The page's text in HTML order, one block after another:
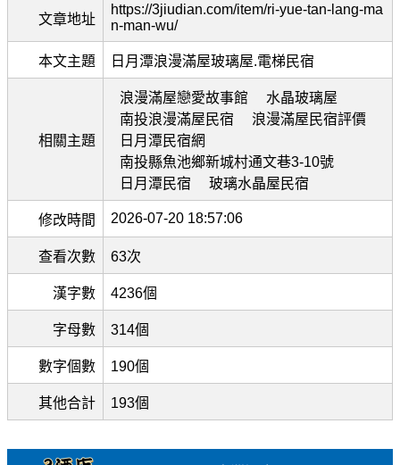
文章地址
https://3jiudian.com/item/ri-yue-tan-lang-ma
n-man-wu/
本文主題 日月潭浪漫滿屋玻璃屋.電梯民宿
相關主題
浪漫滿屋戀愛故事館
水晶玻璃屋
南投浪漫滿屋民宿
浪漫滿屋民宿評價
日月潭民宿網
南投縣魚池鄉新城村通文巷3-10號
日月潭民宿
玻璃水晶屋民宿
修改時間 2026-07-20 18:57:06
查看次數 63次
漢字數 4236個
字母數 314個
數字個數 190個
其他合計 193個